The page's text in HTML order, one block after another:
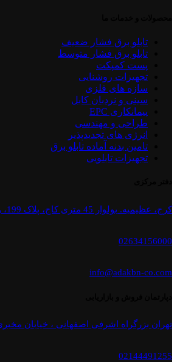
تابلو برق فشار ضعیف
تابلو برق فشار متوسط
پست کمپکت
تجهیزات روشنایی
سازه های فلزی
سینی و نردبان کابل
پیمانکاری EPC
طراحی و مهندسی
انرژی های تجدیدپذیر
تامین بدنه آماده تابلو برق
تجهیزات تابلویی
کرج، عظیمیه. بولوار 45 متری کاج، پلاک 199، واحد 1 و 3
02634156000
info@adakbn-co.com
تهران بزرگراه اشرفی اصفهانی ، خیابان مخبری، پلاک
02144491255